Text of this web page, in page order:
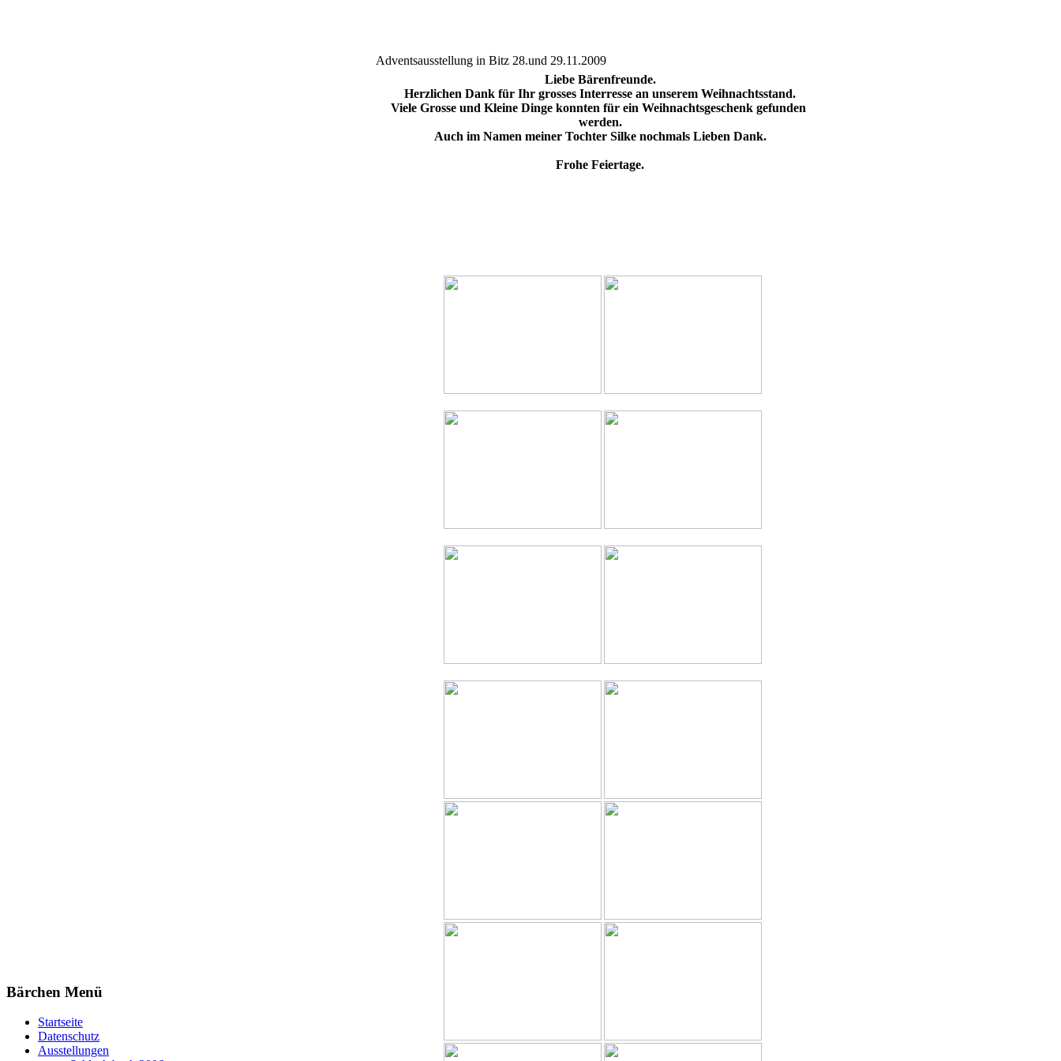
Bärchen Menü
Startseite
Datenschutz
Ausstellungen
Adventsausstellung in Bitz 28.und 29.11.2009
Liebe Bärenfreunde.
Herzlichen Dank für Ihr grosses Interresse an unserem Weihnachtsstand.
Viele Grosse und Kleine Dinge konnten für ein Weihnachtsgeschenk gefunden
werden.
Auch im Namen meiner Tochter Silke nochmals Lieben Dank.
Frohe Feiertage.